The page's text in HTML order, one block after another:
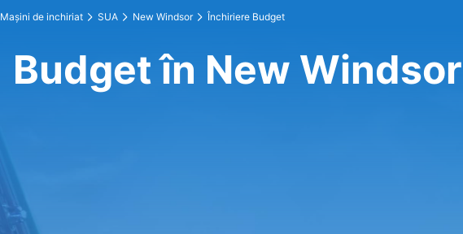
Maşini de inchiriat SUA New Windsor Închiriere Budget
Budget în New Windsor